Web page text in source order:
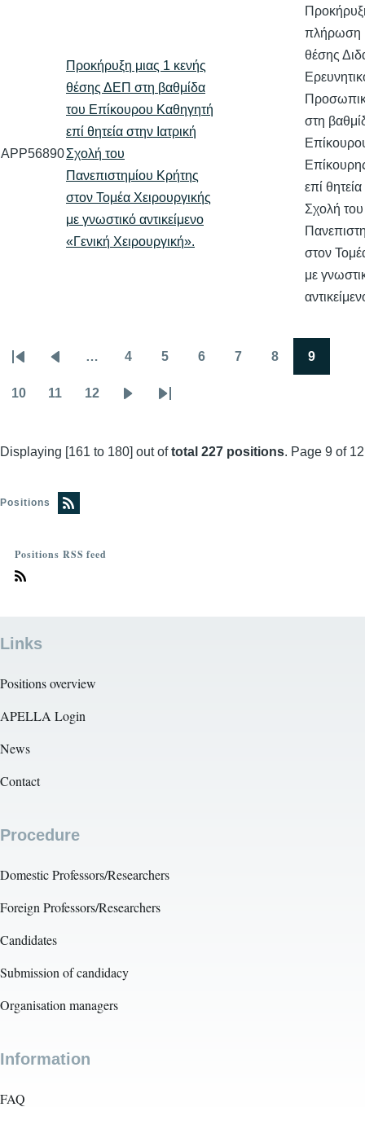
APP56890
Προκήρυξη μιας 1 κενής
θέσης ΔΕΠ στη βαθμίδα
του Επίκουρου Καθηγητή
επί θητεία στην Ιατρική
Σχολή του
Πανεπιστημίου Κρήτης
στον Τομέα Χειρουργικής
με γνωστικό αντικείμενο
«Γενική Χειρουργική».
πλήρωση
θέσης
στη
επί
Σχολή του
στον
με
Pagination
First
page
Previous
page
… 4 5 6 7 8 9
10 11 12
Last
Displaying [161 to 180] out oftotal 227 positions. Page 9 of 12
Positions
Positions RSS feed
Links
Positions overview
APELLA Login
News
Contact
Procedure
Domestic Professors/Researchers
Foreign Professors/Researchers
Candidates
Submission of candidacy
Organisation managers
Information
FAQ